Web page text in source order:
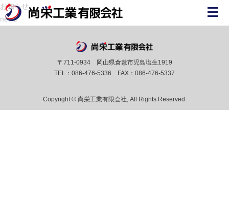
お知らせ
news
〒711-0934 岡山県倉敷市児島塩生1919
TEL：086-476-5336 FAX：086-476-5337
Copyright © 尚栄工業有限会社, All Rights Reserved.